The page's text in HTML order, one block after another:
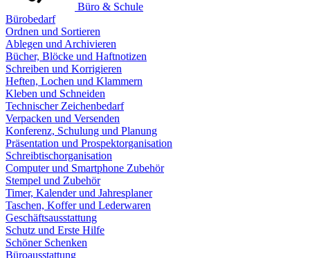
Büro & Schule
Bürobedarf
Ordnen und Sortieren
Ablegen und Archivieren
Bücher, Blöcke und Haftnotizen
Schreiben und Korrigieren
Heften, Lochen und Klammern
Kleben und Schneiden
Technischer Zeichenbedarf
Verpacken und Versenden
Konferenz, Schulung und Planung
Präsentation und Prospektorganisation
Schreibtischorganisation
Computer und Smartphone Zubehör
Stempel und Zubehör
Timer, Kalender und Jahresplaner
Taschen, Koffer und Lederwaren
Geschäftsausstattung
Schutz und Erste Hilfe
Schöner Schenken
Büroausstattung